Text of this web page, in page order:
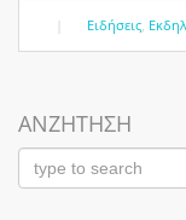
Ειδήσεις
ΑΝΖΗΤΗΣΗ